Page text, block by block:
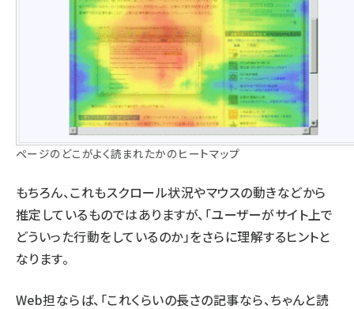
ページのどこがよく読まれたかのヒートマップ
もちろん、これもスクロール状況やマウスの動きなどから
推定しているものではありますが、「ユーザーがサイト上で
どういった行動をしているのか」をさらに理解するヒントと
なります。
Web担ならば、「これくらいの長さの記事なら、ちゃんと読